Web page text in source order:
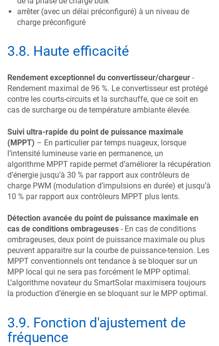
arrêter (avec un délai préconfiguré) à un niveau de
charge préconfiguré
3.8. Haute efficacité
Rendement exceptionnel du convertisseur/chargeur -
Rendement maximal de 96 %. Le convertisseur est protégé
contre les courts-circuits et la surchauffe, que ce soit en
cas de surcharge ou de température ambiante élevée.
Suivi ultra-rapide du point de puissance maximale
(MPPT) – En particulier par temps nuageux, lorsque
l’intensité lumineuse varie en permanence, un
algorithme MPPT rapide permet d’améliorer la récupération
d’énergie jusqu’à 30 % par rapport aux contrôleurs de
charge PWM (modulation d’impulsions en durée) et jusqu’à
10 % par rapport aux contrôleurs MPPT plus lents.
Détection avancée du point de puissance maximale en
cas de conditions ombrageuses - En cas de conditions
ombrageuses, deux point de puissance maximale ou plus
peuvent apparaitre sur la courbe de puissance-tension. Les
MPPT conventionnels ont tendance à se bloquer sur un
MPP local qui ne sera pas forcément le MPP optimal.
L’algorithme novateur du SmartSolar maximisera toujours
la production d’énergie en se bloquant sur le MPP optimal.
3.9. Fonction d'ajustement de
fréquence